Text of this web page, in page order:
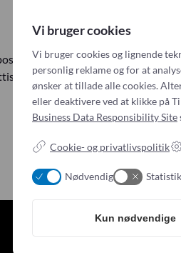
og maske (BVM)
luftvejsenheder
Vi bruger cookies
Vi bruger cookies og lignende
personlig reklame og for at
ønsker at tillade alle cookies.
eller deaktivere ved at klikke på
Business Data Responsibility Site
Cookie- og privatlivspolitik
Nødvendig Statistik
Kun nødvendige